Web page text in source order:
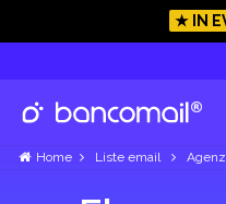
★ IN
Home Liste email